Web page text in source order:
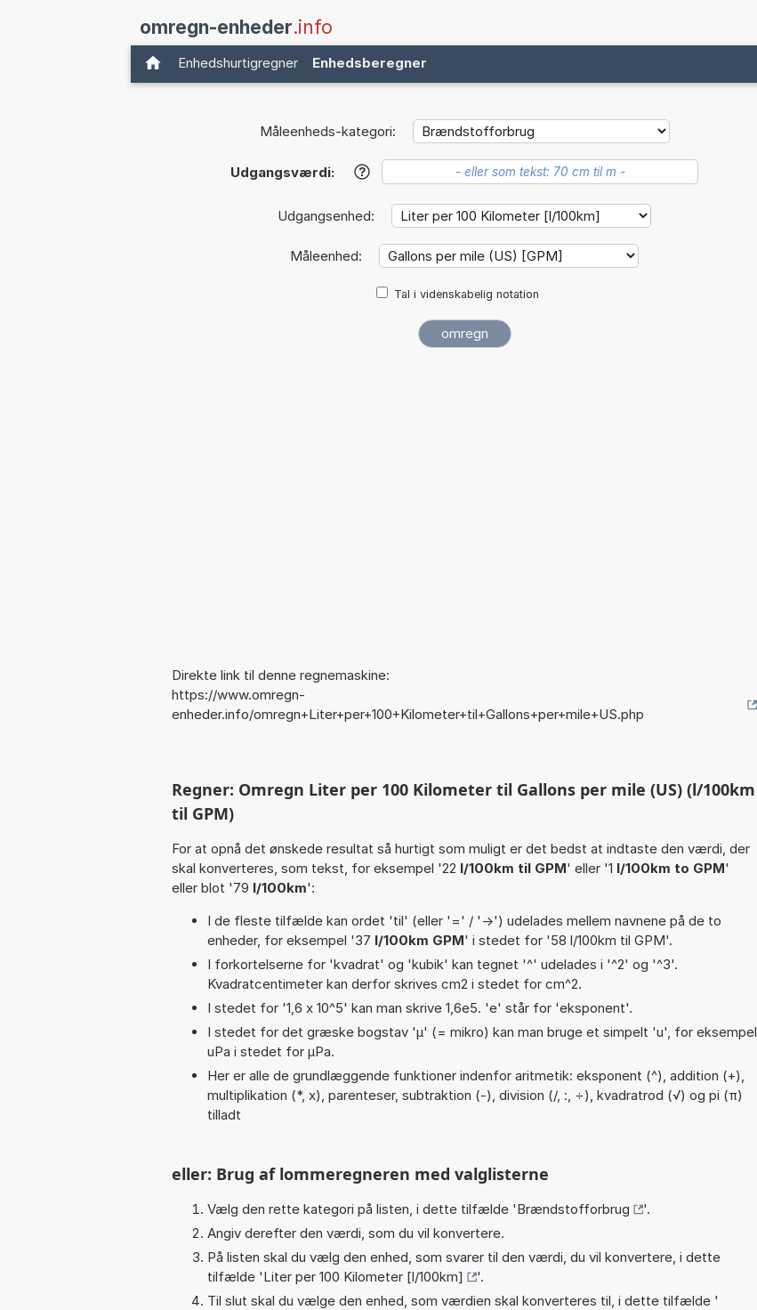
omregn-enheder.info
Enhedshurtigregner Enhedsberegner
Måleenheds-kategori:
Udgangsværdi: ?
Udgangsenhed:
Måleenhed:
Tal i videnskabelig notation
Direkte link til denne regnemaskine:
https://www.omregn-
enheder.info/omregn+Liter+per+100+Kilometer+til+Gallons+per+mile+US.php
Regner: Omregn Liter per 100 Kilometer til Gallons per mile (US) (l/100km
til GPM)
For at opnå det ønskede resultat så hurtigt som muligt er det bedst at indtaste den værdi, der
skal konverteres, som tekst, for eksempel '22 l/100km til GPM' eller '1 l/100km to GPM'
eller blot '79 l/100km':
I de fleste tilfælde kan ordet 'til' (eller '=' / '->') udelades mellem navnene på de to
enheder, for eksempel '37 l/100km GPM' i stedet for '58 l/100km til GPM'.
I forkortelserne for 'kvadrat' og 'kubik' kan tegnet '^' udelades i '^2' og '^3'.
Kvadratcentimeter kan derfor skrives cm2 i stedet for cm^2.
I stedet for '1,6 x 10^5' kan man skrive 1,6e5. 'e' står for 'eksponent'.
I stedet for det græske bogstav 'µ' (= mikro) kan man bruge et simpelt 'u', for eksempel
uPa i stedet for µPa.
Her er alle de grundlæggende funktioner indenfor aritmetik: eksponent (^), addition (+),
multiplikation (*, x), parenteser, subtraktion (-), division (/, :, ÷), kvadratrod (√) og pi (π)
tilladt
eller: Brug af lommeregneren med valglisterne
Vælg den rette kategori på listen, i dette tilfælde 'Brændstofforbrug
'.
Angiv derefter den værdi, som du vil konvertere.
På listen skal du vælg den enhed, som svarer til den værdi, du vil konvertere, i dette
tilfælde 'Liter per 100 Kilometer [l/100km]
'.
Til slut skal du vælge den enhed, som værdien skal konverteres til, i dette tilfælde '